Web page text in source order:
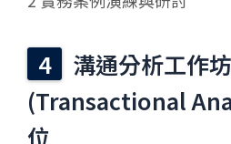
溝通分析工作
(Transactional
位